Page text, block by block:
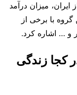
میزان درآمد
با برخی از
و … اشاره کرد.
کجا زندگی